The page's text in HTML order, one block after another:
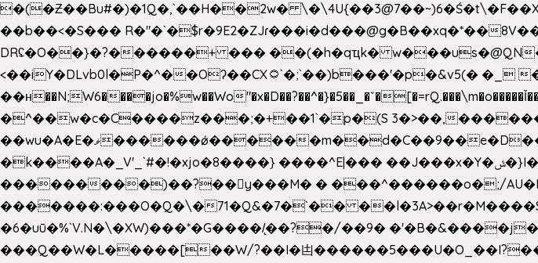
�(�Ƶ��Bu#�)�1Q�,`��H��2w�
��b��<�S��� R�"�`�$r�9E2�ZJɾ���i�d���@g�B��xq�*��
DRʢ�O��}�?������+ ��� ��(�h�qҵk� w���us�@QN
<��iY�DLvb0l�P�^��Oʔ��CX۝`�;`��)b���'�p�&v5(� �_ ��g�ӯ_ C���s�����K���n
��н��N;W6����jo�%w��Wo"�x�D��?��^�}�5��
�^��w�c�C����z���;�+��1`�p�(S 3�>��,
��wu�A�E�ޥ������ǿ������m��d�C��9��e�D��1�2�/��H�T �)�+�J{��8�{�z=�09�{���Q
�k����A�_V'_`#�!�xjo�8����} ����^E|��� ��J���x�Y�ݜ�}I�i�;CL}%�.�a�/����s�����*��_��%�"��|
���������)��?��򥞾y���M� � ���^������o�;/
�������:���O�Q�\�71�Q&�7�`��
�6�uū�%`V.N�\�XW)���*�G����/̨��?�/��9�
���Q��W�L�����[��W/?��I�凷